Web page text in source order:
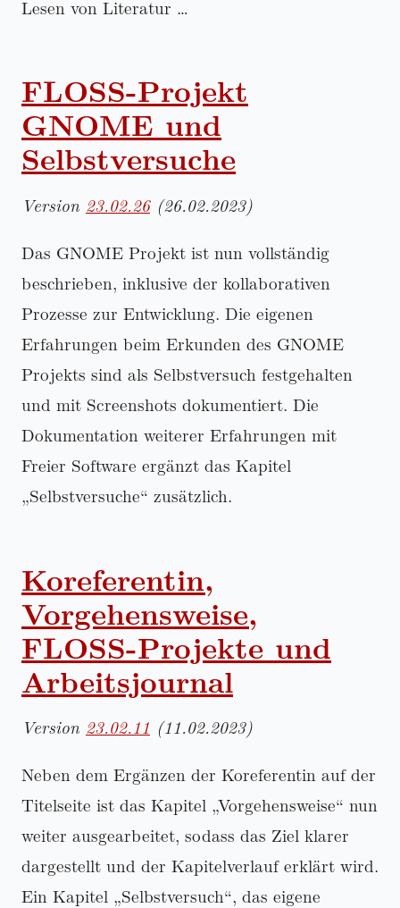
Lesen von Literatur …
FLOSS-Projekt
GNOME und
Selbstversuche
Version 23.02.26(26.02.2023)
Das GNOME Projekt ist nun vollständig
beschrieben, inklusive der kollaborativen
Prozesse zur Entwicklung. Die eigenen
Erfahrungen beim Erkunden des GNOME
Projekts sind als Selbstversuch festgehalten
und mit Screenshots dokumentiert. Die
Dokumentation weiterer Erfahrungen mit
Freier Software ergänzt das Kapitel
Selbstversuche
zusätzlich.
Koreferentin,
Vorgehensweise,
FLOSS-Projekte und
Arbeitsjournal
Version 23.02.11 (11.02.2023)
Neben dem Ergänzen der Koreferentin auf der
Titelseite ist das Kapitel
Vorgehensweise
nun
weiter ausgearbeitet, sodass das Ziel klarer
dargestellt und der Kapitelverlauf erklärt wird.
Ein Kapitel
Selbstversuch , das eigene